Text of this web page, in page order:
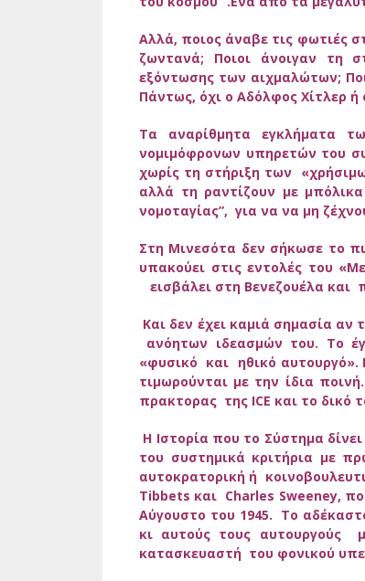
Αλλά, ποιος άναβε τις φωτιές
ζωντανά; Ποιοι άνοιγαν τη
εξόντωσης των αιχμαλώτων;
Πάντως, όχι ο Αδόλφος Χίτλερ ή
Τα αναρίθμητα εγκλήματα
νομιμόφρονων υπηρετών του
χωρίς τη στήριξη των
αλλά τη ραντίζουν με
νομοταγίας”, για να να μη
Στη Μινεσότα δεν σήκωσε το
υπακούει στις εντολές του
εισβάλει στη Βενεζουέλα και
Και δεν έχει καμιά σημασία
ανόητων ιδεασμών του. Το
«φυσικό και ηθικό αυτουργό».
τιμωρούνται με την ίδια
πρακτορας της ICE και το δικό
Η Ιστορία που το Σύστημα
του συστημικά κριτήρια με
αυτοκρατορική ή
Tibbets και Charles Sweeney,
Αύγουστο του 1945. Το
κι αυτούς τους αυτουργούς
κατασκευαστή του φονικού